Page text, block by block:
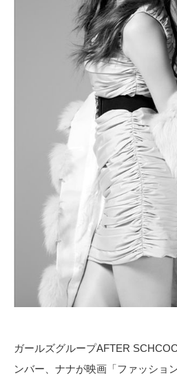
ガールズグループAFTER
ンバー、ナナが映画「ファッショ